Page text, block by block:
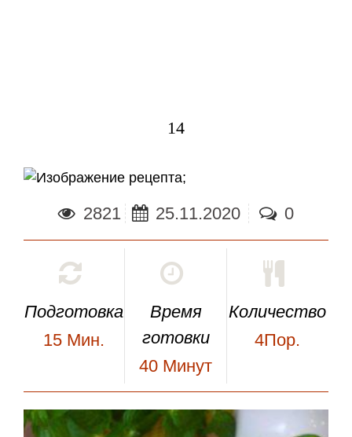
14
;
2821 25.11.2020 0
Подготовка
15 Мин.
Время
готовки
40 Минут
Количество
4Пор.